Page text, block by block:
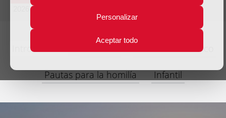
Personalizar
Aceptar todo
Introducción Lecturas Comentario bíblico
Pautas para la homilía Infantil